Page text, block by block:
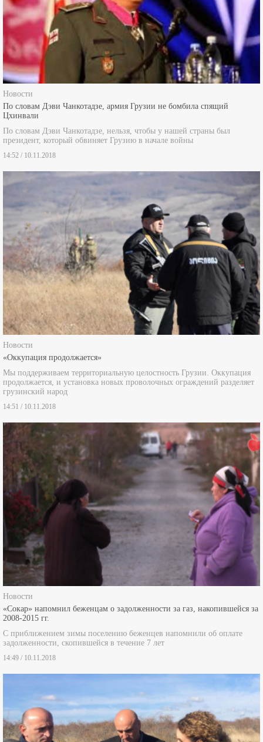
Новости
По словам Дэви Чанкотадзе, армия Грузии не бомбила спящий
Цхинвали
По словам Дэви Чанкотадзе, нельзя, чтобы у нашей страны был
президент, который обвиняет Грузию в начале войны
14:52 / 10.11.2018
Новости
«Оккупация продолжается»
Мы поддерживаем территориальную целостность Грузии. Оккупация
продолжается, и установка новых проволочных ограждений разделяет
грузинский народ
14:51 / 10.11.2018
Новости
«Сокар» напомнил беженцам о задолженности за газ, накопившейся за
2008-2015 гг.
задолженности, скопившейся в течение 7 лет
14:49 / 10.11.2018